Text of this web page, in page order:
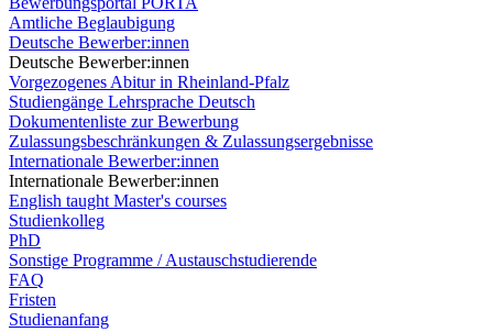
Amtliche Beglaubigung
Deutsche Bewerber:innen
Deutsche Bewerber:innen
Vorgezogenes Abitur in Rheinland-Pfalz
Studiengänge Lehrsprache Deutsch
Dokumentenliste zur Bewerbung
Zulassungsbeschränkungen & Zulassungsergebnisse
Internationale Bewerber:innen
Internationale Bewerber:innen
English taught Master's courses
Studienkolleg
PhD
Sonstige Programme / Austauschstudierende
FAQ
Fristen
Studienanfang